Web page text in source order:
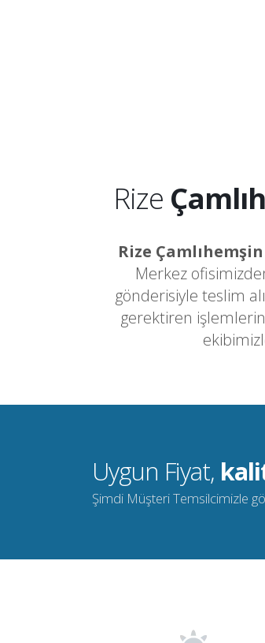
Rize
Rize
Merkez
gönderisiyle teslim
gerektiren
Uygun Fiyat,
Şimdi Müşteri Temsilcimizle